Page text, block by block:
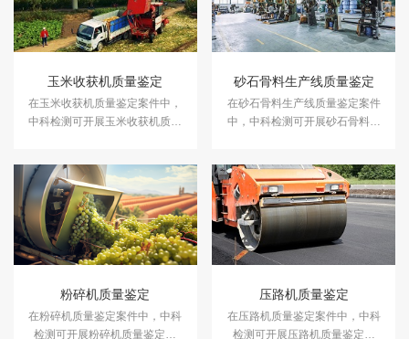
玉米收获机质量鉴定
在玉米收获机质量鉴定案件中，
中科检测可开展玉米收获机质量
砂石骨料生产线质量鉴定
在砂石骨料生产线质量鉴定案件
中，中科检测可开展砂石骨料生
粉碎机质量鉴定
在粉碎机质量鉴定案件中，中科
检测可开展粉碎机质量鉴定服
压路机质量鉴定
在压路机质量鉴定案件中，中科
检测可开展压路机质量鉴定服